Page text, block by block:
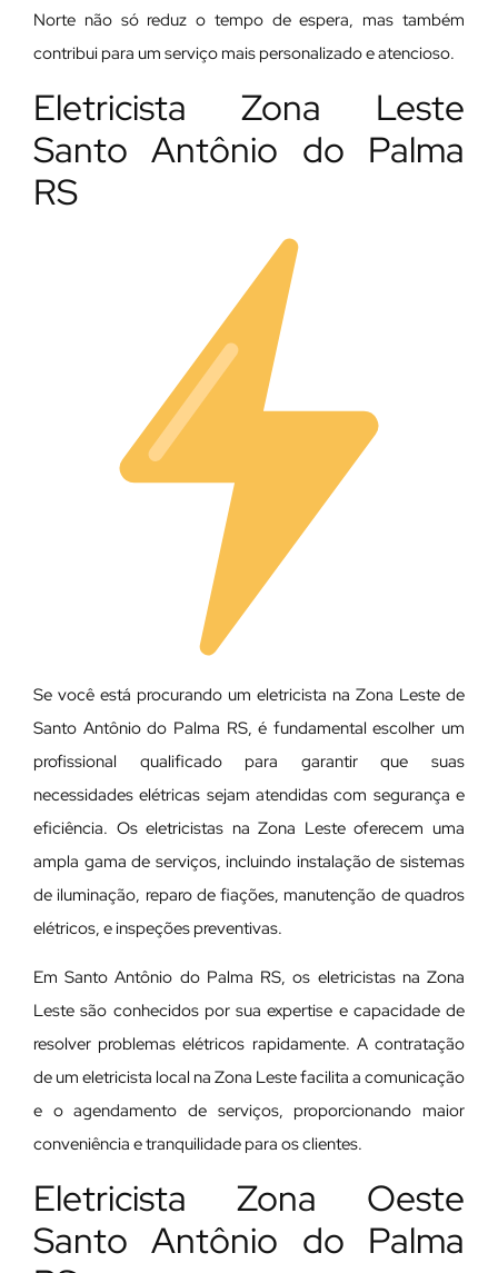
Norte não só reduz o tempo de espera, mas também
contribui para um serviço mais personalizado e atencioso.
Eletricista Zona Leste
Santo Antônio do Palma
RS
Se você está procurando um eletricista na Zona Leste de
Santo Antônio do Palma RS, é fundamental escolher um
profissional qualificado para garantir que suas
necessidades elétricas sejam atendidas com segurança e
eficiência. Os eletricistas na Zona Leste oferecem uma
ampla gama de serviços, incluindo instalação de sistemas
de iluminação, reparo de fiações, manutenção de quadros
elétricos, e inspeções preventivas.
Em Santo Antônio do Palma RS, os eletricistas na Zona
Leste são conhecidos por sua expertise e capacidade de
resolver problemas elétricos rapidamente. A contratação
de um eletricista local na Zona Leste facilita a comunicação
e o agendamento de serviços, proporcionando maior
conveniência e tranquilidade para os clientes.
Eletricista Zona Oeste
Santo Antônio do Palma